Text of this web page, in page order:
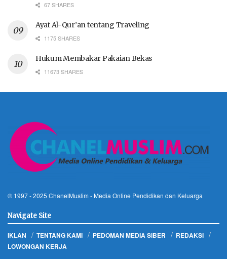
67 SHARES
Ayat Al-Qur’an tentang Traveling
1175 SHARES
Hukum Membakar Pakaian Bekas
11673 SHARES
© 1997 - 2025 ChanelMuslim - Media Online Pendidikan dan Keluarga
Navigate Site
IKLAN TENTANG KAMI PEDOMAN MEDIA SIBER
REDAKSI
LOWONGAN KERJA